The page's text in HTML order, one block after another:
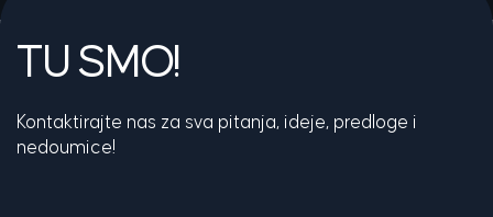
TU SMO!
Kontaktirajte nas za sva pitanja, ideje, predloge i
nedoumice!